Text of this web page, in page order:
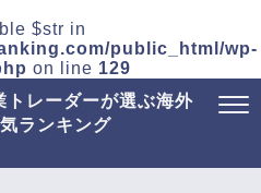
$str in
public_html/wp-
on line 129
レーダーが選ぶ海外
ランキング